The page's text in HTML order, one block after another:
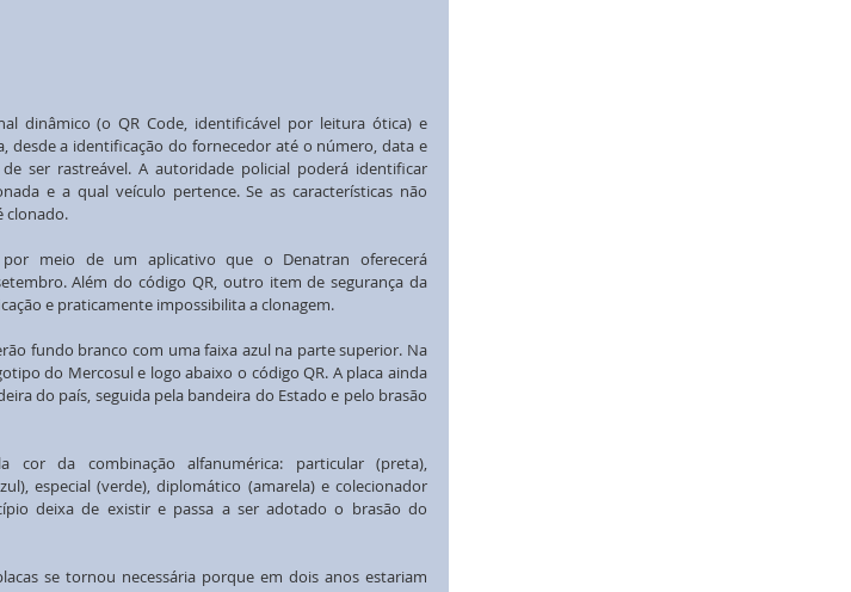
dinâmico (o QR Code, identificável por leitura ótica) e
desde a identificação do fornecedor até o número, data e
ser rastreável. A autoridade policial poderá identificar
e a qual veículo pertence. Se as características não
clonado.
meio de um aplicativo que o Denatran oferecerá
Além do código QR, outro item de segurança da
e praticamente impossibilita a clonagem.
fundo branco com uma faixa azul na parte superior. Na
do Mercosul e logo abaixo o código QR. A placa ainda
do país, seguida pela bandeira do Estado e pelo brasão
da combinação alfanumérica: particular (preta),
especial (verde), diplomático (amarela) e colecionador
deixa de existir e passa a ser adotado o brasão do
se tornou necessária porque em dois anos estariam